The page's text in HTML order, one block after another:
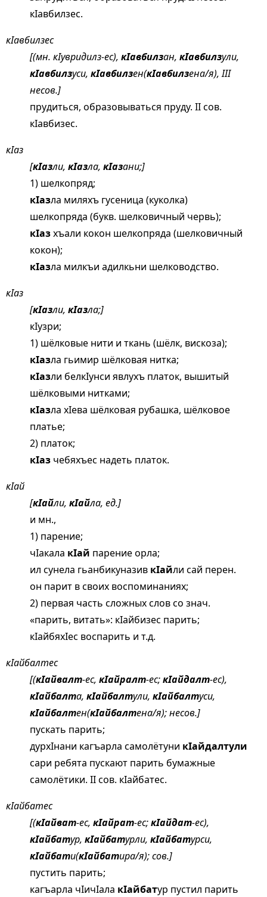
кIавбилзес.
кIавбилзес
[(мн. кIувридилз-ес), кIавбилзан, кIавбилзули,
кIавбилзуси, кIавбилзен(кIавбилзена/я), III
несов.]
прудиться, образовываться пруду. II сов.
кIавбизес.
кIаз
[кIазли, кIазла, кIазани;]
1) шелкопряд;
кIазла миляхъ гусеница (куколка)
шелкопряда (букв. шелковичный червь);
кIазхъали кокон шелкопряда (шелковичный
кокон);
кIазла милкъи адилкьни шелководство.
кIаз
[кIазли, кIазла;]
кIузри;
1) шёлковые нити и ткань (шёлк, вискоза);
кIазла гьимир шёлковая нитка;
кIазли белкIунси явлухъ платок, вышитый
шёлковыми нитками;
кIазла хIева шёлковая рубашка, шёлковое
платье;
2) платок;
кIаз чебяхъес надеть платок.
кIай
[кIайли, кIайла, ед.]
и мн.,
1) парение;
чIакала кIай парение орла;
ил сунела гьанбикуназив кIайли сай перен.
он парит в своих воспоминаниях;
2) первая часть сложных слов со знач.
«парить, витать»: кIайбизес парить;
кIайбяхIес воспарить и т.д.
кIайбалтес
[(кIайвалт-ес, кIайралт-ес;кIайдалт-ес),
кIайбалта, кIайбалтули, кIайбалтуси,
кIайбалтен(кIайбалтена/я); несов.]
пускать парить;
дурхIнани кагъарла самолётуни кIайдалтули
сари ребята пускают парить бумажные
самолётики. II сов. кIайбатес.
кIайбатес
[(кIайват-ес, кIайрат-ес;кIайдат-ес),
кIайбатур, кIайбатурли, кIайбатурси,
кIайбати(кIайбатира/я); сов.]
пустить парить;
кагъарла чIичIала кIайбатур пустил парить